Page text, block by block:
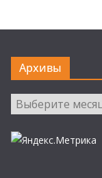
Архивы
Архивы